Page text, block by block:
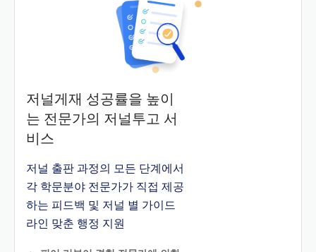
저널게재 성공률을 높이
는 전문가의 저널투고 서
비스
저널 출판 과정의 모든 단계에서
각 학문분야 전문가가 직접 제공
하는 피드백 및 저널 별 가이드
라인 맞춘 행정 지원